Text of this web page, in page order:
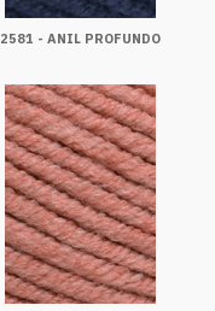
2581 - ANIL PROFUNDO